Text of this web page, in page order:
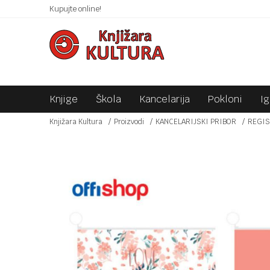
Kupujte online!SIGURNO PLAĆANJE PLATNIM KARTICAMA!
Knjige Škola Kancelarija Pokloni
Knjižara Kultura Proizvodi KANCELARIJSKI PRIBOR